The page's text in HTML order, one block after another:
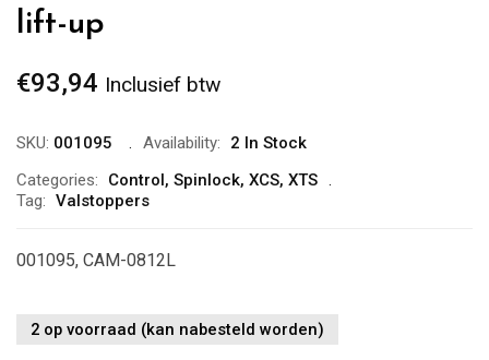
lift-up
€93,94 Inclusief btw
SKU: 001095 Availability:
2 In Stock
Categories:
Control, Spinlock, XCS, XTS
Tag: Valstoppers
001095, CAM-0812L
2 op voorraad (kan nabesteld worden)